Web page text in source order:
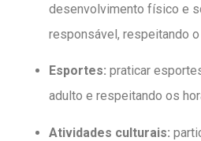
desenvolvimento físico e
responsável, respeitando
Esportes: praticar
adulto e respeitando os
Atividades culturais: